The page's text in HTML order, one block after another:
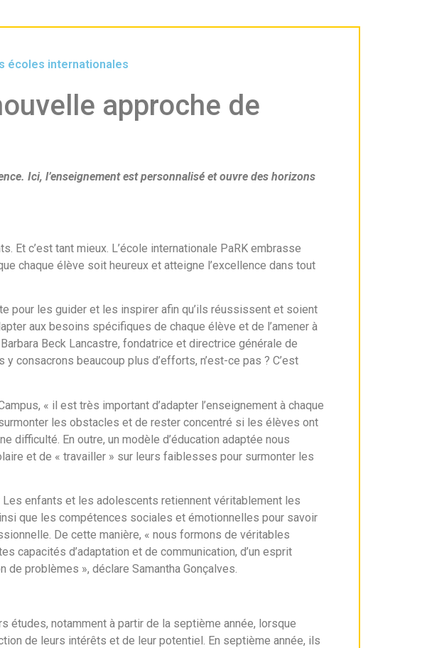
écoles internationales
approche de
Ici, l’enseignement est personnalisé et ouvre des horizons
c’est tant mieux. L’école internationale PaRK embrasse
chaque élève soit heureux et atteigne l’excellence dans tout
pour les guider et les inspirer afin qu’ils réussissent et soient
aux besoins spécifiques de chaque élève et de l’amener à
Beck Lancastre, fondatrice et directrice générale de
consacrons beaucoup plus d’efforts, n’est-ce pas ? C’est
« il est très important d’adapter l’enseignement à chaque
les obstacles et de rester concentré si les élèves ont
difficulté. En outre, un modèle d’éducation adaptée nous
et de « travailler » sur leurs faiblesses pour surmonter les
enfants et les adolescents retiennent véritablement les
que les compétences sociales et émotionnelles pour savoir
De cette manière, « nous formons de véritables
capacités d’adaptation et de communication, d’un esprit
problèmes », déclare Samantha Gonçalves.
études, notamment à partir de la septième année, lorsque
de leurs intérêts et de leur potentiel. En septième année, ils